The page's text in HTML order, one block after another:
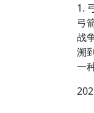
1.
弓
战
溯
一